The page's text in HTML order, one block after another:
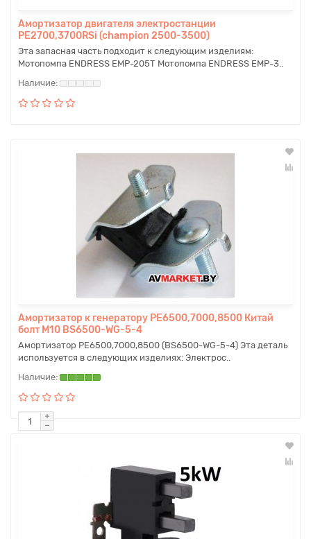
Амортизатор двигателя электростанции
PE2700,3700RSi (champion 2500-3500)
Эта запасная часть подходит к следующим изделиям:
Мотопомпа ENDRESS EMP-205T Мотопомпа ENDRESS EMP-3..
Амортизатор к генератору РЕ6500,7000,8500 Китай
болт М10 BS6500-WG-5-4
Амортизатор РЕ6500,7000,8500 (BS6500-WG-5-4) Эта деталь
используется в следующих изделиях: Электрос..